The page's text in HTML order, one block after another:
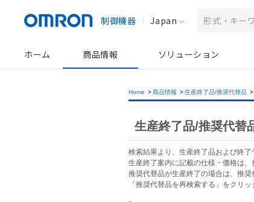
制御機器 Japan
ホーム 商品情報 ソリューション
Home >商品情報 >生産終了品/推奨代替品 >
生産終了品/推奨代替
検索結果より、生産終了品および終
生産終了案内に記載の仕様・価格は、
推奨代替品が生産終了の場合は、推奨
「推奨代替品を再検索する」をクリ